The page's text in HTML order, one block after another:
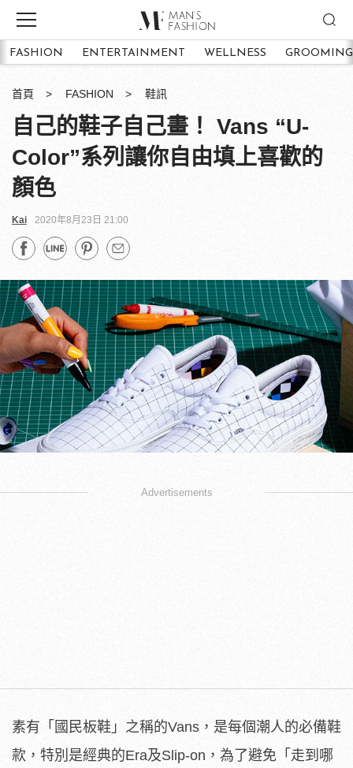
FASHION ENTERTAINMENT WELLNESS GROOMING
首頁 FASHION 鞋訊
自己的鞋子自己畫！ Vans “U-
Color”系列讓你自由填上喜歡的
顏色
Kai 2020年8月23日 21:00
Advertisements
素有「國民板鞋」之稱的Vans，是每個潮人的必備鞋
款，特別是經典的Era及Slip-on，為了避免「走到哪